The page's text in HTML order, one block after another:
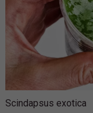
Scindapsus exotica